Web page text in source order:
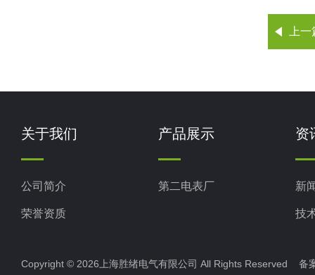
上
关于我们
公司简介
荣誉资质
产品展示
第二电表厂
资
新
技
Copyright © 2026上海胜绪电气有限公司 All Rights Reserved 备